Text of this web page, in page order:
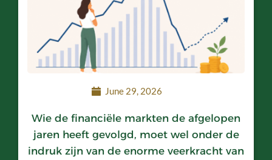
June 29, 2026
Wie de financiële markten de afgelopen
jaren heeft gevolgd, moet wel onder de
indruk zijn van de enorme veerkracht van